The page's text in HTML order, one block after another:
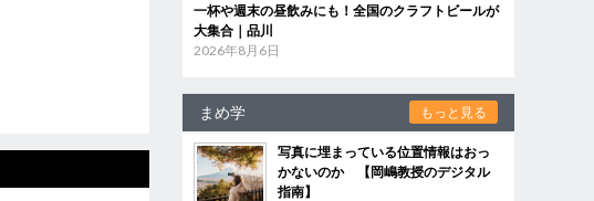
一杯や週末の昼飲みにも！全国のクラフトビールが
大集合｜品川
2026年8月6日
まめ学 もっと見る
写真に埋まっている位置情報はおっ
かないのか 【岡嶋教授のデジタル
指南】